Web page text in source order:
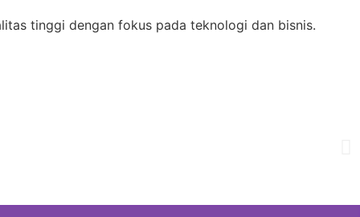
tinggi dengan fokus pada teknologi dan bisnis.